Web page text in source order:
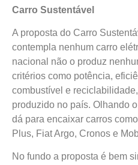
Carro Sustentável
A proposta do Carro
contempla nenhum carro
nacional não o produz
critérios como potência,
combustível e
produzido no país. Olhando
dá para encaixar carros
Plus, Fiat Argo, Cronos e
No fundo a proposta é bem